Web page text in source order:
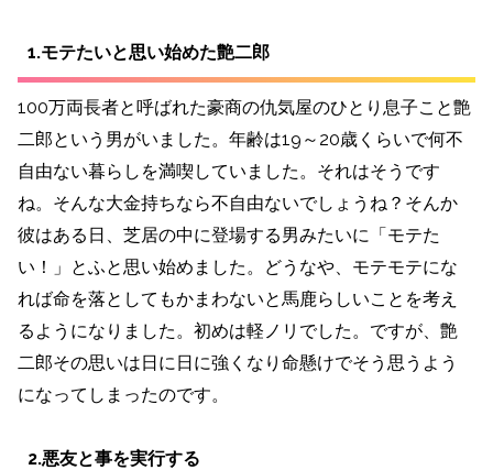
1.モテたいと思い始めた艶二郎
100万両長者と呼ばれた豪商の仇気屋のひとり息子こと艶
二郎という男がいました。年齢は19～20歳くらいで何不
自由ない暮らしを満喫していました。それはそうです
ね。そんな大金持ちなら不自由ないでしょうね？そんか
彼はある日、芝居の中に登場する男みたいに「モテた
い！」とふと思い始めました。どうなや、モテモテにな
れば命を落としてもかまわないと馬鹿らしいことを考え
るようになりました。初めは軽ノリでした。ですが、艶
二郎その思いは日に日に強くなり命懸けでそう思うよう
になってしまったのです。
2.悪友と事を実行する